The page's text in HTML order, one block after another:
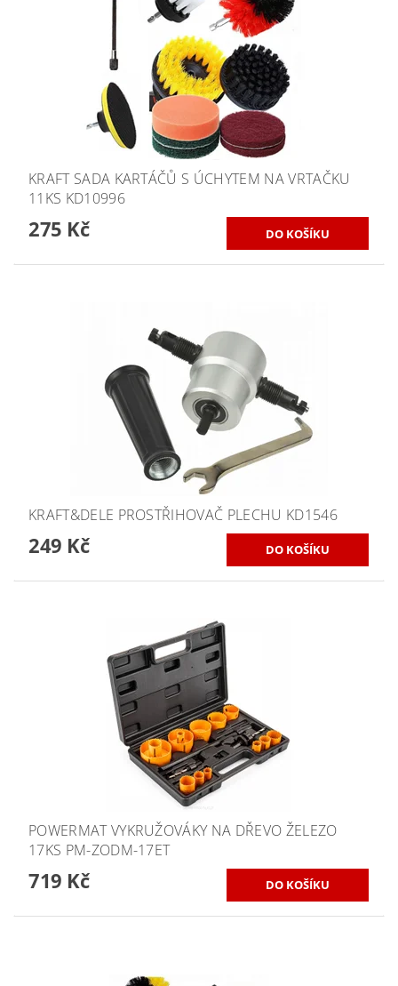
KRAFT SADA KARTÁČŮ S ÚCHYTEM NA VRTAČKU
11KS KD10996
275 Kč
KRAFT&DELE PROSTŘIHOVAČ PLECHU KD1546
249 Kč
POWERMAT VYKRUŽOVÁKY NA DŘEVO ŽELEZO
17KS PM-ZODM-17ET
719 Kč